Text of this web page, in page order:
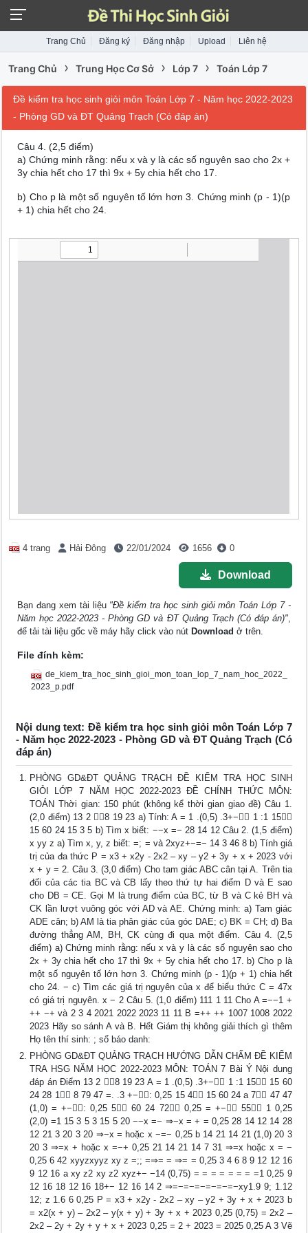
Trang Chủ Đăng ký Đăng nhập Upload Liên hệ
Trang Chủ › Trung Học Cơ Sở › Lớp 7 › Toán Lớp 7
Đề kiểm tra học sinh giỏi môn Toán Lớp 7 - Năm học 2022-2023
- Phòng GD và ĐT Quảng Trạch (Có đáp án)
Câu 4.(2,5 điểm)
a) Chứng minh rằng: nếu x và y là các số nguyên sao cho 2x +
3y chia hết cho 17 thì 9x + 5y chia hết cho 17.
b) Cho p là một số nguyên tố lớn hơn 3. Chứng minh (p - 1)(p
+ 1) chia hết cho 24.
4 trang Hải Đông 22/01/2024 1656 0
Download
Bạn đang xem tài liệu "Đề kiểm tra học sinh giỏi môn Toán Lớp 7 -
Năm học 2022-2023 - Phòng GD và ĐT Quảng Trạch (Có đáp án)",
để tải tài liệu gốc về máy hãy click vào nút Download ở trên.
File đính kèm:
de_kiem_tra_hoc_sinh_gioi_mon_toan_lop_7_nam_hoc_2022_
2023_p.pdf
Nội dung text: Đề kiểm tra học sinh giỏi môn Toán Lớp 7
- Năm học 2022-2023 - Phòng GD và ĐT Quảng Trạch (Có
đáp án)
PHÒNG GD&ĐT QUẢNG TRẠCH ĐỀ KIỂM TRA HỌC SINH
GIỎI LỚP 7 NĂM HỌC 2022-2023 ĐỀ CHÍNH THỨC MÔN:
TOÁN Thời gian: 150 phút (không kể thời gian giao đề) Câu 1.
(2,0 điểm) 13 2 8 19 23 a) Tính: A = 1 .(0,5) .3+− 1 :1 15
15 60 24 15 3 5 b) Tìm x biết: −−x =− 28 14 12 Câu 2. (1,5 điểm)
x yy z a) Tìm x, y, z biết: =; = và 2xyz+−=− 14 3 46 8 b) Tính giá
trị của đa thức P = x3 + x2y - 2x2 – xy – y2 + 3y + x + 2023 với
x + y = 2. Câu 3. (3,0 điểm) Cho tam giác ABC cân tại A. Trên tia
đối của các tia BC và CB lấy theo thứ tự hai điểm D và E sao
cho DB = CE. Gọi M là trung điểm của BC, từ B và C kẻ BH và
CK lần lượt vuông góc với AD và AE. Chứng minh: a) Tam giác
ADE cân; b) AM là tia phân giác của góc DAE; c) BK = CH; d) Ba
đường thẳng AM, BH, CK cùng đi qua một điểm. Câu 4. (2,5
điểm) a) Chứng minh rằng: nếu x và y là các số nguyên sao cho
2x + 3y chia hết cho 17 thì 9x + 5y chia hết cho 17. b) Cho p là
một số nguyên tố lớn hơn 3. Chứng minh (p - 1)(p + 1) chia hết
cho 24. − c) Tìm các giá trị nguyên của x để biểu thức C = 47x
có giá trị nguyên. x − 2 Câu 5. (1,0 điểm) 111 1 11 Cho A =−−1 +
++ −+ và 2 3 4 2021 2022 2023 11 11 B =++ ++ 1007 1008 2022
2023 Hãy so sánh A và B. Hết Giám thị không giải thích gì thêm
Họ tên thí sinh: ; số báo danh:
PHÒNG GD&ĐT QUẢNG TRẠCH HƯỚNG DẪN CHẤM ĐỀ KIỂM
TRA HSG NĂM HỌC 2022-2023 MÔN: TOÁN 7 Bài Ý Nội dung
đáp án Điểm 13 2 8 19 23 A = 1 .(0,5) .3+− 1 :1 15 15 60
24 28 1 8 79 47 =. .3 +−: 0,25 15 4 15 60 24 a 7 47 47
(1,0) = +−: 0,25 5 60 24 72 0,25 = +− 55 1 0,25
(2,0) =1 15 3 5 3 15 5 20 −−x =− ⇒−x = + = 0,25 28 14 12 14 28
12 21 3 20 3 20 ⇒−x = hoặc x −=− 0,25 b 14 21 14 21 (1,0) 20 3
20 3 ⇒=x + hoặc x =−+ 0,25 21 14 21 14 7 31 ⇒=x hoặc x = −
0,25 6 42 xyyzxyyz xy z =;; =⇒= = ⇒= = 0,25 3 4 6 8 9 12 12 16
9 12 16 a xy z2 xy z2 xyz+− −14 (0,75) = = = = = = = =1 0,25 9
12 16 18 12 16 18+− 12 16 14 2 ⇒=−=−=−=−=−=−xy1.9 9; 1.12
12; z 1.6 6 0,25 P = x3 + x2y - 2x2 – xy – y2 + 3y + x + 2023 b
= x2(x + y) – 2x2 – y(x + y) + 3y + x + 2023 0,25 (0,75) = 2x2 –
2x2 – 2y + 2y + y + x + 2023 0,25 = 2 + 2023 = 2025 0,25 A 3 Vẽ